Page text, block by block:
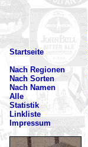
Startseite
Nach Regionen
Nach Sorten
Nach Namen
Alle
Statistik
Linkliste
Impressum